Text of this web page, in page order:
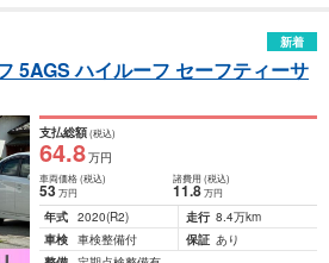
新着
5AGS ハイルーフ セーフティーサ
支払総額(税込)
64.8万円
車両価格(税込)
53万円
諸費用 (税込)
11.8 万円
年式 2020(R2) 走行 8.4万km
車検 車検整備付 保証 あり